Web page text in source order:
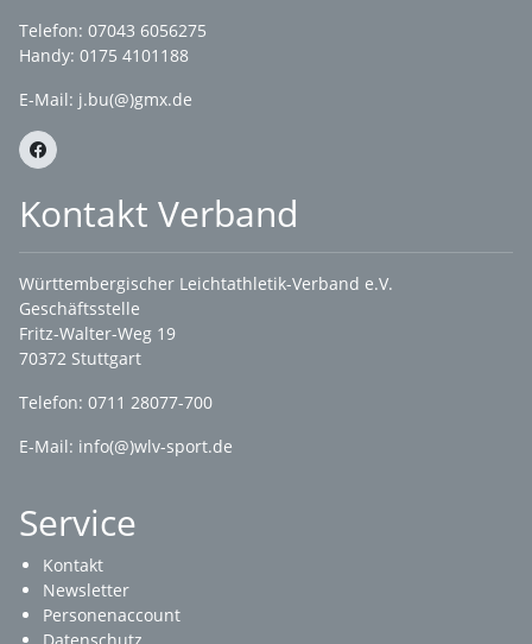
Telefon: 07043 6056275
Handy: 0175 4101188
E-Mail: j.bu(@)gmx.de
Kontakt Verband
Württembergischer Leichtathletik-Verband e.V.
Geschäftsstelle
Fritz-Walter-Weg 19
70372 Stuttgart
Telefon: 0711 28077-700
E-Mail: info(@)wlv-sport.de
Service
Kontakt
Newsletter
Personenaccount